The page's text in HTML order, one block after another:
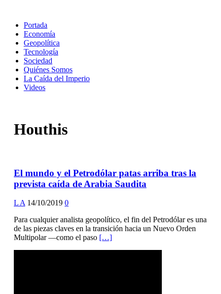
Portada
Economía
Geopolítica
Tecnología
Sociedad
Quiénes Somos
La Caída del Imperio
Videos
Houthis
El mundo y el Petrodólar patas arriba tras la
prevista caída de Arabia Saudita
L A 14/10/2019 0
Para cualquier analista geopolítico, el fin del Petrodólar es una
de las piezas claves en la transición hacia un Nuevo Orden
Multipolar —como el paso […]